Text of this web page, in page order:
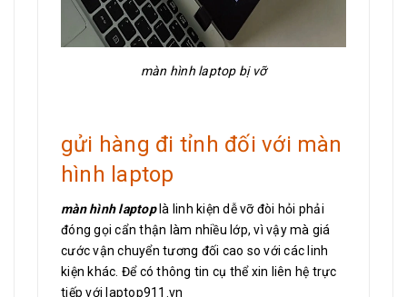
màn hình laptop bị vỡ
gửi hàng đi tỉnh đối với màn
hình laptop
màn hình laptoplà linh kiện dễ vỡ đòi hỏi phải
đóng gọi cẩn thận làm nhiều lớp, vì vậy mà giá
cước vận chuyển tương đối cao so với các linh
kiện khác. Để có thông tin cụ thể xin liên hệ trực
tiếp với laptop911.vn